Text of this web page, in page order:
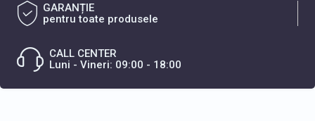
GARANȚIE
pentru toate produsele
CALL CENTER
Luni - Vineri: 09:00 - 18:00